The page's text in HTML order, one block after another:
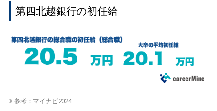
第四北越銀行の初任給
※ 参考： マイナビ2024